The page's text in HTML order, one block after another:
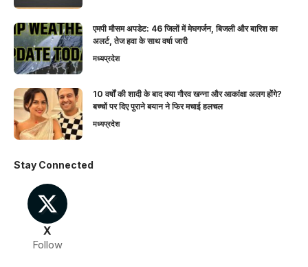
एमपी मौसम अपडेट: 46 जिलों में मेघगर्जन, बिजली और बारिश का
अलर्ट, तेज हवा के साथ वर्षा जारी
मध्यप्रदेश
10 वर्षों की शादी के बाद क्या गौरव खन्ना और आकांक्षा अलग होंगे?
बच्चों पर दिए पुराने बयान ने फिर मचाई हलचल
मध्यप्रदेश
Stay Connected
X
Follow